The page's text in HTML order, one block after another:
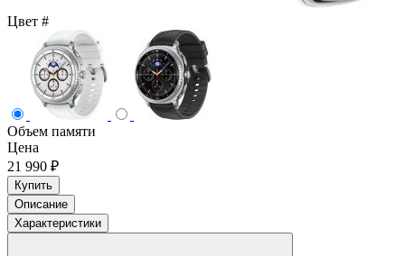
Цвет #
Объем памяти
Цена
21 990 ₽
Купить
Описание
Характеристики